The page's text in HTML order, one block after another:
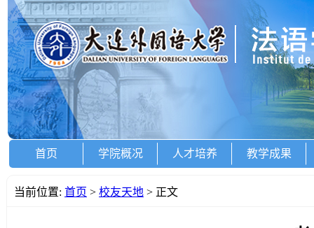
首页 学院概况 人才培养 教学成果
当前位置: 首页 > 校友天地 > 正文